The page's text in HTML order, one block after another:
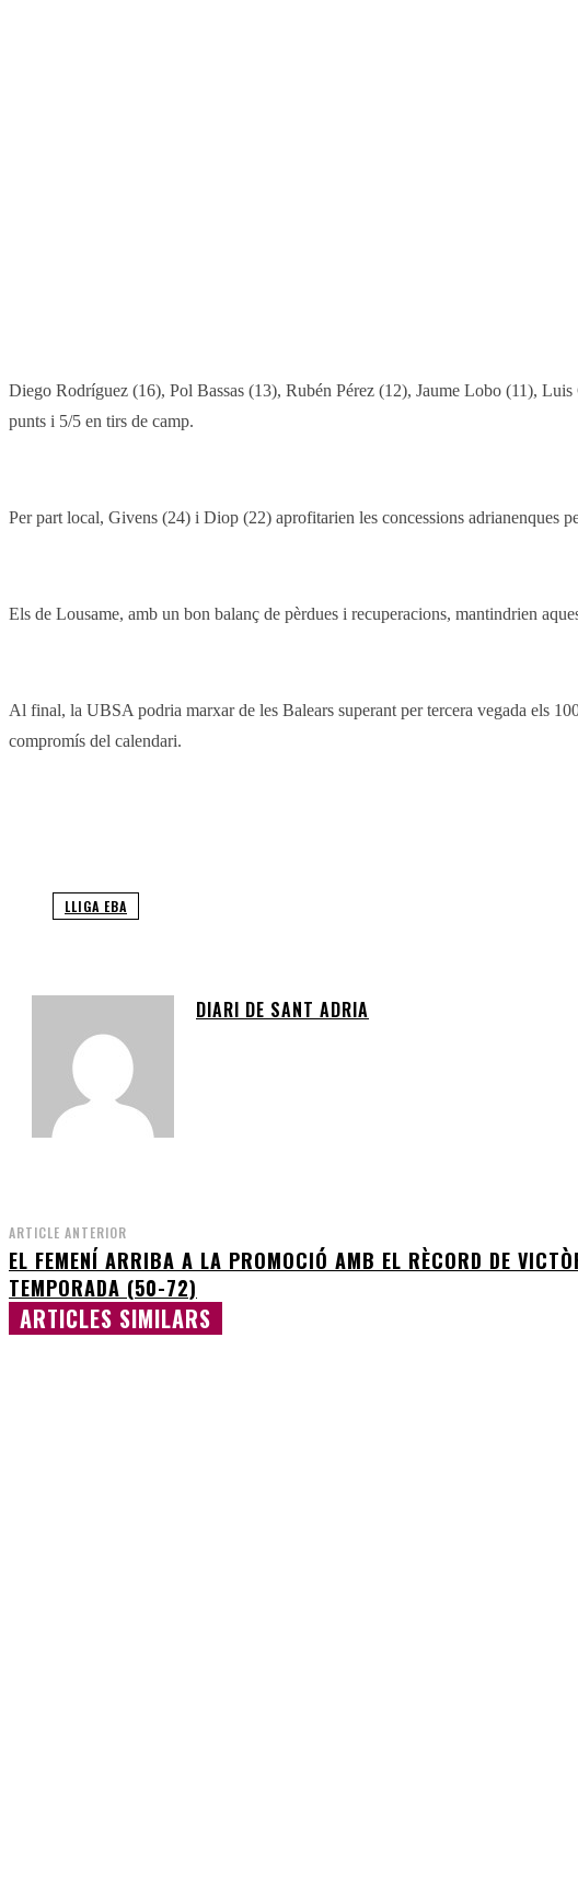
Diego Rodríguez (16), Pol Bassas (13), Rubén Pérez (12), Jaume Lobo (11),
punts i 5/5 en tirs de camp.
Per part local, Givens (24) i Diop (22) aprofitarien les concessions adrianenques
Els de Lousame, amb un bon balanç de pèrdues i recuperacions, mantindrien
Al final, la UBSA podria marxar de les Balears superant per tercera vegada els
compromís del calendari.
LLIGA EBA
DIARI DE SANT ADRIA
ARTICLE ANTERIOR
EL FEMENÍ ARRIBA A LA PROMOCIÓ AMB EL RÈCORD DE
TEMPORADA (50-72)
ARTICLES SIMILARS